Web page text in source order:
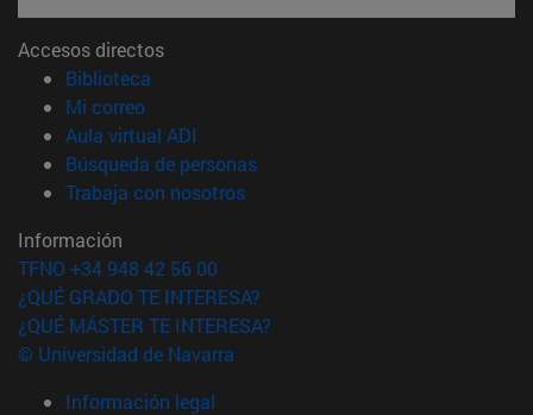
Accesos directos
Biblioteca
Mi correo(abre en nueva ventana)
Aula virtual ADI
Búsqueda de personas(abre en nueva ventana)
Trabaja con nosotros(abre en nueva ventana)
Información
TFNO +34 948 42 56 00
¿QUÉ GRADO TE INTERESA?
¿QUÉ MÁSTER TE INTERESA?
© Universidad de Navarra
Información legal